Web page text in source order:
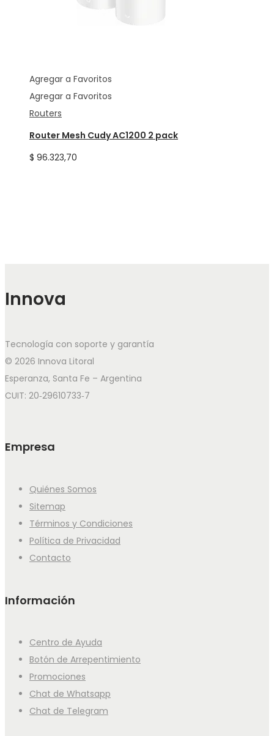
Agregar a Favoritos
Agregar a Favoritos
Routers
Router Mesh Cudy AC1200 2 pack
$ 96.323,70
Innova
Tecnología con soporte y garantía
© 2026 Innova Litoral
Esperanza, Santa Fe – Argentina
CUIT: 20‑29610733‑7
Empresa
Quiénes Somos
Sitemap
Términos y Condiciones
Política de Privacidad
Contacto
Información
Centro de Ayuda
Botón de Arrepentimiento
Promociones
Chat de Whatsapp
Chat de Telegram